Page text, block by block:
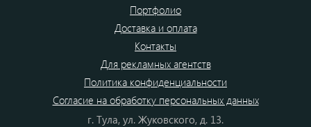
Портфолио
Доставка и оплата
Контакты
Для рекламных агентств
Политика конфиденциальности
Согласие на обработку персональных данных
г. Тула, ул. Жуковского, д. 13.